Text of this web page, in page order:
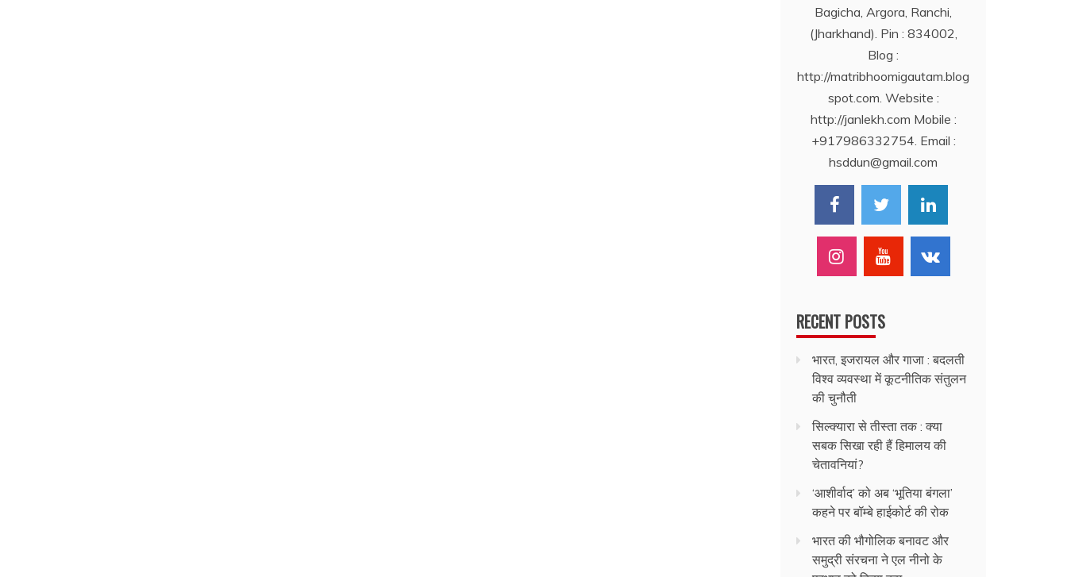
Bagicha, Argora, Ranchi,
(Jharkhand). Pin : 834002,
Blog :
http://matribhoomigautam.blog
spot.com. Website :
http://janlekh.com Mobile :
+917986332754. Email :
hsddun@gmail.com
RECENT POSTS
भारत, इजरायल और गाजा : बदलती
विश्व व्यवस्था में कूटनीतिक संतुलन
की चुनौती
सिल्क्यारा से तीस्ता तक : क्या
सबक सिखा रही हैं हिमालय की
चेतावनियां?
‘आशीर्वाद’ को अब ‘भूतिया बंगला’
कहने पर बॉम्बे हाईकोर्ट की रोक
भारत की भौगोलिक बनावट और
समुद्री संरचना ने एल नीनो के